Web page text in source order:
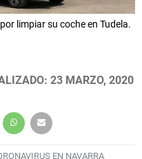
limpiar su coche en Tudela.
23 MARZO, 2020
EN NAVARRA